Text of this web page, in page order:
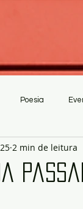
Poesia
2 min de leitura